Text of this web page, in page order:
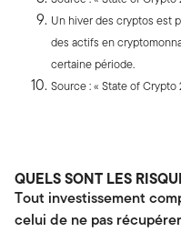
Un hiver des cryptos est
des actifs en
certaine période.
Source : « State of Crypto
QUELS SONT LES
Tout investissement
celui de ne pas